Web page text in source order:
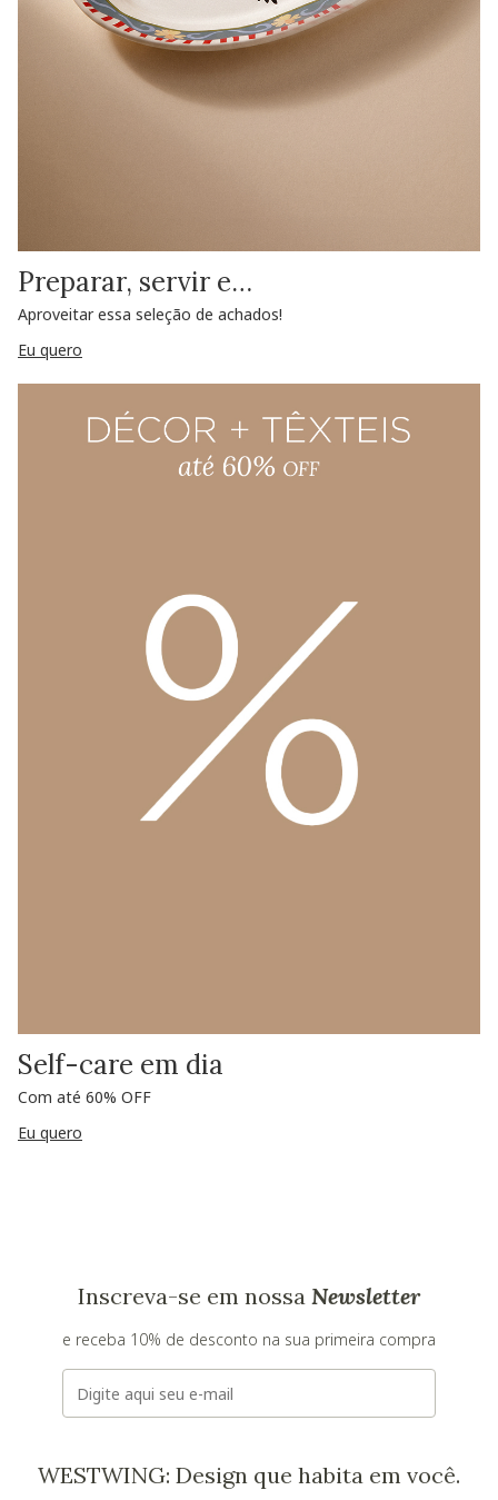
Preparar, servir e…
Aproveitar essa seleção de achados!
Eu quero
Self-care em dia
Com até 60% OFF
Eu quero
Inscreva-se em nossa Newsletter
e receba 10% de desconto na sua primeira compra
E-mail
WESTWING: Design que habita em você.